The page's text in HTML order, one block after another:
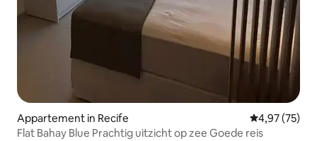
Appartement in Recife Gemiddelde
4,97 (75)
Flat Bahay Blue Prachtig uitzicht op zee Goede reis